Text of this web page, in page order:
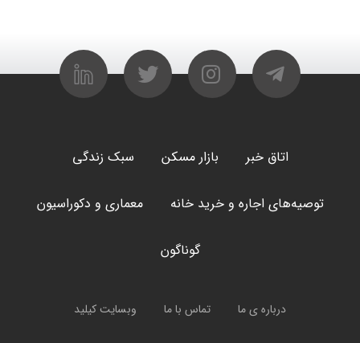
اتاق خبر بازار مسکن سبک زندگی
توصیه‌های اجاره و خرید خانه معماری و دکوراسیون
گوناگون
درباره ی ما تماس با ما وبسایت کیلید